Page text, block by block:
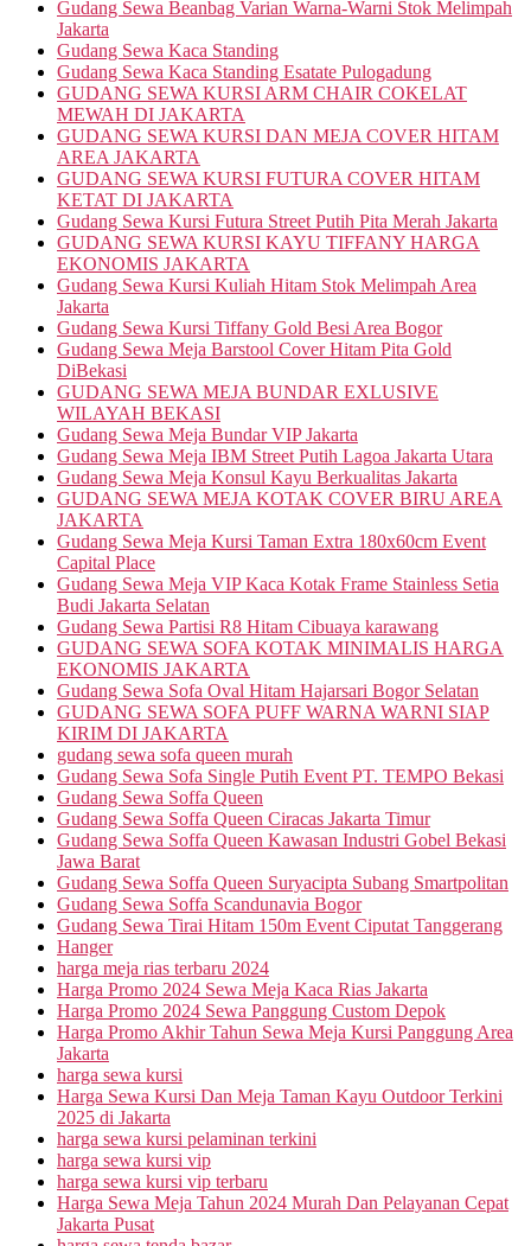
Gudang Sewa Beanbag Varian Warna-Warni Stok Melimpah
Jakarta
Gudang Sewa Kaca Standing
Gudang Sewa Kaca Standing Esatate Pulogadung
GUDANG SEWA KURSI ARM CHAIR COKELAT
MEWAH DI JAKARTA
GUDANG SEWA KURSI DAN MEJA COVER HITAM
AREA JAKARTA
GUDANG SEWA KURSI FUTURA COVER HITAM
KETAT DI JAKARTA
Gudang Sewa Kursi Futura Street Putih Pita Merah Jakarta
GUDANG SEWA KURSI KAYU TIFFANY HARGA
EKONOMIS JAKARTA
Gudang Sewa Kursi Kuliah Hitam Stok Melimpah Area
Jakarta
Gudang Sewa Kursi Tiffany Gold Besi Area Bogor
Gudang Sewa Meja Barstool Cover Hitam Pita Gold
DiBekasi
GUDANG SEWA MEJA BUNDAR EXLUSIVE
WILAYAH BEKASI
Gudang Sewa Meja Bundar VIP Jakarta
Gudang Sewa Meja IBM Street Putih Lagoa Jakarta Utara
Gudang Sewa Meja Konsul Kayu Berkualitas Jakarta
GUDANG SEWA MEJA KOTAK COVER BIRU AREA
JAKARTA
Gudang Sewa Meja Kursi Taman Extra 180x60cm Event
Capital Place
Gudang Sewa Meja VIP Kaca Kotak Frame Stainless Setia
Budi Jakarta Selatan
Gudang Sewa Partisi R8 Hitam Cibuaya karawang
GUDANG SEWA SOFA KOTAK MINIMALIS HARGA
EKONOMIS JAKARTA
Gudang Sewa Sofa Oval Hitam Hajarsari Bogor Selatan
GUDANG SEWA SOFA PUFF WARNA WARNI SIAP
KIRIM DI JAKARTA
gudang sewa sofa queen murah
Gudang Sewa Sofa Single Putih Event PT. TEMPO Bekasi
Gudang Sewa Soffa Queen
Gudang Sewa Soffa Queen Ciracas Jakarta Timur
Gudang Sewa Soffa Queen Kawasan Industri Gobel Bekasi
Jawa Barat
Gudang Sewa Soffa Queen Suryacipta Subang Smartpolitan
Gudang Sewa Soffa Scandunavia Bogor
Gudang Sewa Tirai Hitam 150m Event Ciputat Tanggerang
Hanger
harga meja rias terbaru 2024
Harga Promo 2024 Sewa Meja Kaca Rias Jakarta
Harga Promo 2024 Sewa Panggung Custom Depok
Harga Promo Akhir Tahun Sewa Meja Kursi Panggung Area
Jakarta
harga sewa kursi
Harga Sewa Kursi Dan Meja Taman Kayu Outdoor Terkini
2025 di Jakarta
harga sewa kursi pelaminan terkini
harga sewa kursi vip
harga sewa kursi vip terbaru
Harga Sewa Meja Tahun 2024 Murah Dan Pelayanan Cepat
Jakarta Pusat